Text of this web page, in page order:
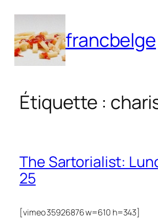
contenu
francbelge
Étiquette :
The Sartorialist:
25
[vimeo 35926876 w=610 h=343]